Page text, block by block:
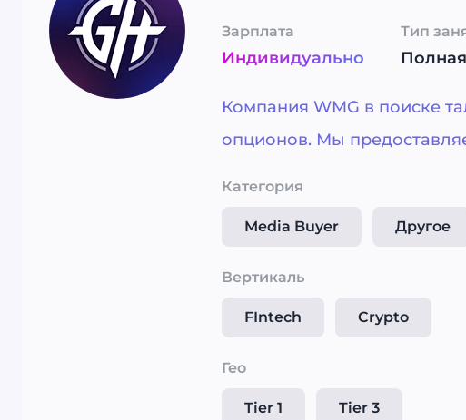
Зарплата
Индивидуально
Тип
Полная
Компания WMG в поиске
опционов. Мы
Категория
Media Buyer Другое
Вертикаль
FIntech Crypto
Гео
Tier 1 Tier 3